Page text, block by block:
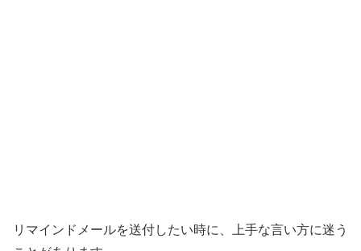
リマインドメールを送付したい時に、上手な言い方に迷う